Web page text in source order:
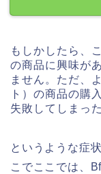
もしかしたら、
の商品に興味が
ません。ただ、
ト）の商品の購
失敗してしまっ
というような症
こでここでは、